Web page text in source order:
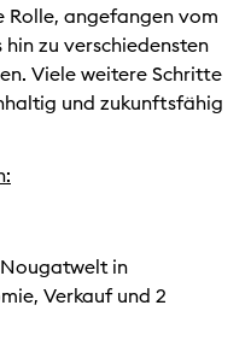
angefangen vom
zu verschiedensten
Viele weitere Schritte
und zukunftsfähig
in
Verkauf und 2